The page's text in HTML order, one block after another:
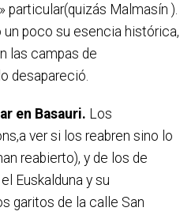
particular(quizás Malmasín ).
un poco su esencia histórica,
las campas de
desapareció.
en Basauri. Los
ver si los reabren sino lo
reabierto), y de los de
Euskalduna y su
garitos de la calle San